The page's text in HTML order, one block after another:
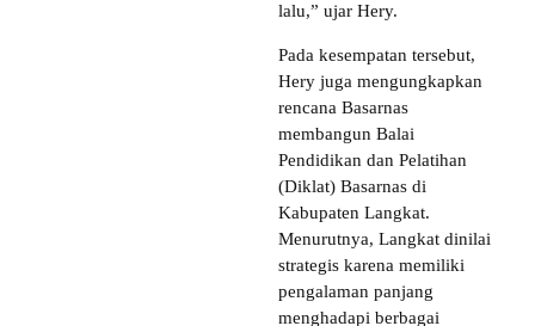
lalu,” ujar Hery.
Pada kesempatan tersebut,
Hery juga mengungkapkan
rencana Basarnas
membangun Balai
Pendidikan dan Pelatihan
(Diklat) Basarnas di
Kabupaten Langkat.
Menurutnya, Langkat dinilai
strategis karena memiliki
pengalaman panjang
menghadapi berbagai